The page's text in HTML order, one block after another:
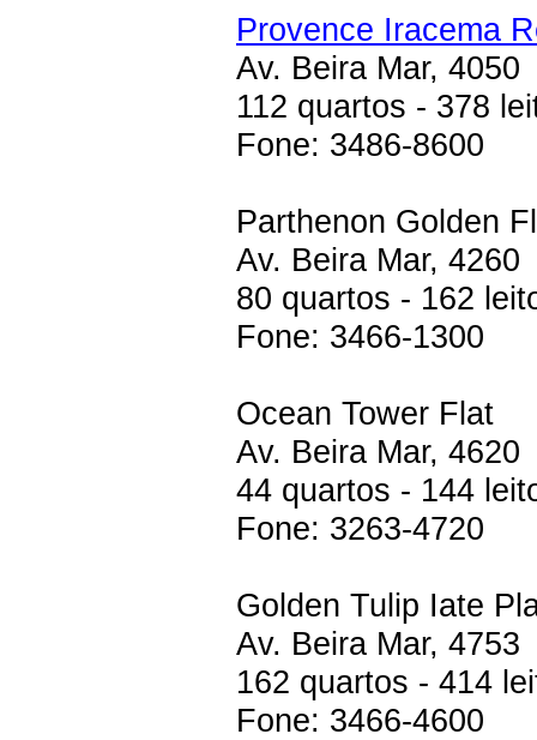
Provence Iracema
Av. Beira Mar, 4050
112 quartos - 378
Fone: 3486-8600
Parthenon Golden
Av. Beira Mar, 4260
80 quartos - 162
Fone: 3466-1300
Ocean Tower Flat
Av. Beira Mar, 4620
44 quartos - 144
Fone: 3263-4720
Golden Tulip Iate
Av. Beira Mar, 4753
162 quartos - 414
Fone: 3466-4600